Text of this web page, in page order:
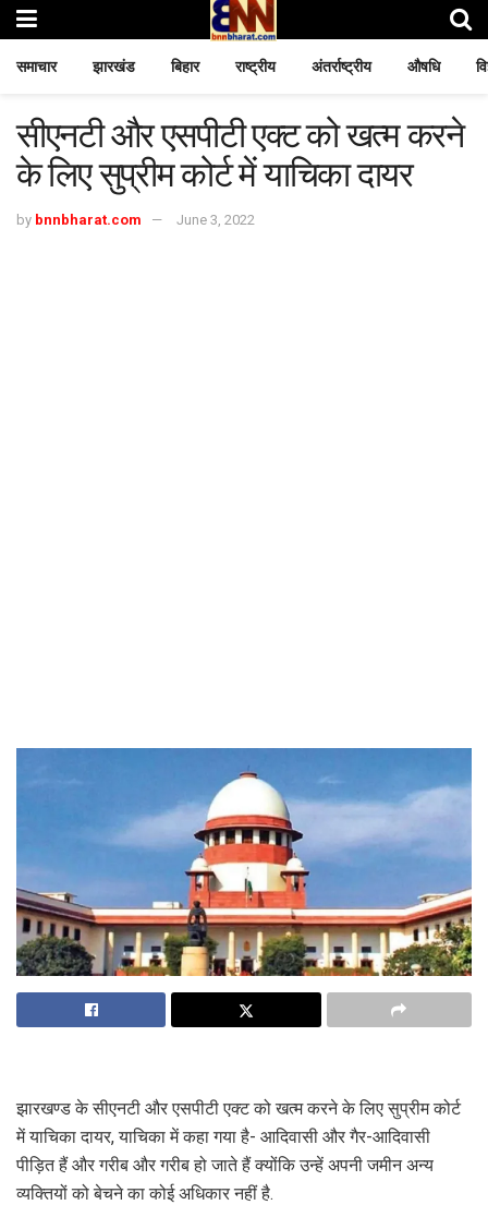
समाचार झारखंड बिहार राष्ट्रीय अंतर्राष्ट्रीय औषधि
सीएनटी और एसपीटी एक्ट को खत्म करने
के लिए सुप्रीम कोर्ट में याचिका दायर
by bnnbharat.com June 3, 2022
झारखण्ड के सीएनटी और एसपीटी एक्ट को खत्म करने के लिए सुप्रीम कोर्ट
में याचिका दायर, याचिका में कहा गया है- आदिवासी और गैर-आदिवासी
पीड़ित हैं और गरीब और गरीब हो जाते हैं क्योंकि उन्हें अपनी जमीन अन्य
व्यक्तियों को बेचने का कोई अधिकार नहीं है.